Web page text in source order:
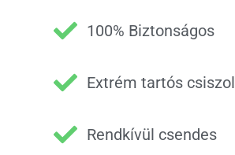
100% Biztonságos
Extrém tartós
Rendkívül csendes